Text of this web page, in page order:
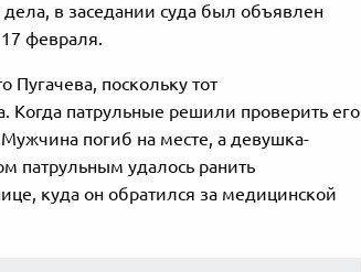
в заседании суда был объявлен
февраля.
Пугачева, поскольку тот
Когда патрульные решили проверить его
погиб на месте, а девушка-
патрульным удалось ранить
куда он обратился за медицинской